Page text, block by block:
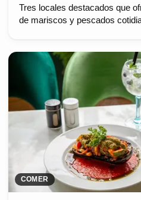
Tres locales destacados que
de mariscos y pescados
COMER